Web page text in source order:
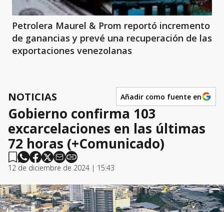
Petrolera Maurel & Prom reportó incremento
de ganancias y prevé una recuperación de las
exportaciones venezolanas
NOTICIAS Añadir como fuente en
Gobierno confirma 103
excarcelaciones en las últimas
72 horas (+Comunicado)
12 de diciembre de 2024 | 15:43